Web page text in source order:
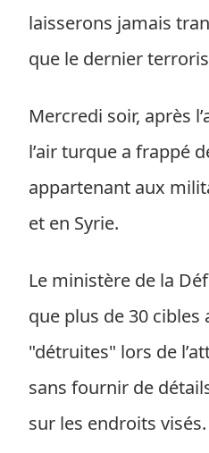
laisserons jamais
que le dernier
Mercredi soir, après
l’air turque a frappé
appartenant aux
et en Syrie.
Le ministère de la
que plus de 30 cibles
"détruites" lors de
sans fournir de
sur les endroits visés.